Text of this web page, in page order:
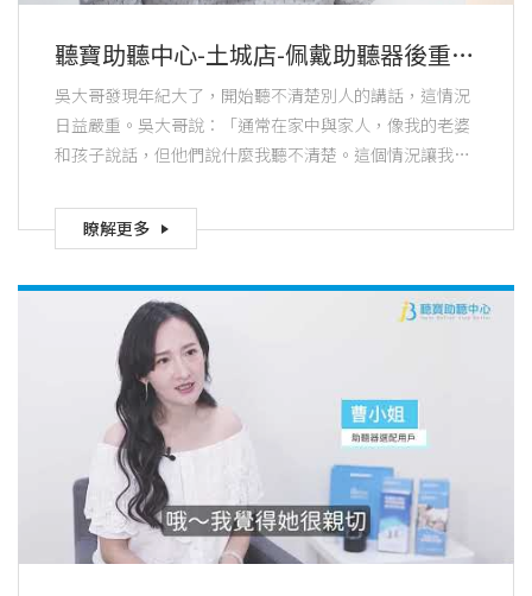
聽寶助聽中心-土城店-佩戴助聽器後重拾
社交生活，和家人溝通無礙，不再感到
孤單
吳大哥發現年紀大了，開始聽不清楚別人的講話，這情況
日益嚴重。吳大哥說：「通常在家中與家人，像我的老婆
和孩子說話，但他們說什麼我聽不清楚。這個情況讓我感
瞭解更多